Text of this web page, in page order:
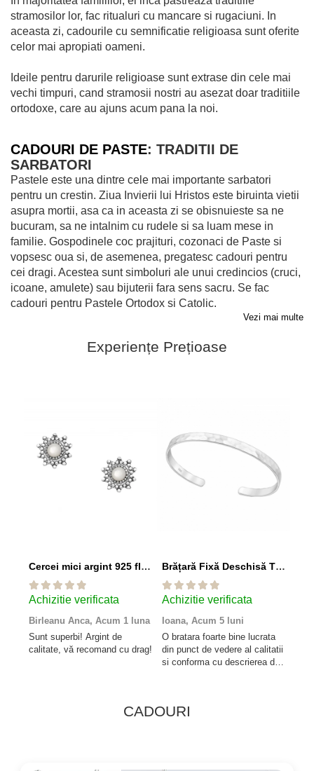
stramosilor lor, fac ritualuri cu mancare si rugaciuni. In
aceasta zi, cadourile cu semnificatie religioasa sunt oferite
celor mai apropiati oameni.
Ideile pentru darurile religioase sunt extrase din cele mai
vechi timpuri, cand stramosii nostri au asezat doar traditiile
ortodoxe, care au ajuns acum pana la noi.
CADOURI DE PASTE: TRADITII DE
SARBATORI
Pastele este una dintre cele mai importante sarbatori
pentru un crestin. Ziua Invierii lui Hristos este biruinta vietii
asupra mortii, asa ca in aceasta zi se obisnuieste sa ne
bucuram, sa ne intalnim cu rudele si sa luam mese in
familie. Gospodinele coc prajituri, cozonaci de Paste si
vopsesc oua si, de asemenea, pregatesc cadouri pentru
cei dragi. Acestea sunt simboluri ale unui credincios (cruci,
icoane, amulete) sau bijuterii fara sens sacru. Se fac
cadouri pentru Pastele Ortodox si Catolic.
Vezi mai multe
Experiențe Prețioase
Cercei mici argint 925 floare patinată cu sidef alb
Achizitie verificata
Birleanu Anca, Acum 1 luna
Sunt superbi! Argint de
calitate, vă recomand cu drag!
Brățară Fixă Deschisă Tip Cuff din Argint 925
Achizitie verificata
Ioana, Acum 5 luni
O bratara foarte bine lucrata
din punct de vedere al calitatii
si conforma cu descrierea de
fost foarte bine protejata in
CADOURI